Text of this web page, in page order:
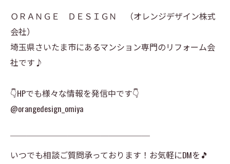
ＯＲＡＮＧＥ ＤＥＳＩＧＮ （オレンジデザイン株式
会社）
埼玉県さいたま市にあるマンション専門のリフォーム会
社です♪
👇HPでも様々な情報を発信中です👇
@orangedesign_omiya
￣￣￣￣￣￣￣￣￣￣￣￣￣￣￣￣￣
いつでも相談ご質問承っております！お気軽にDMを🎵